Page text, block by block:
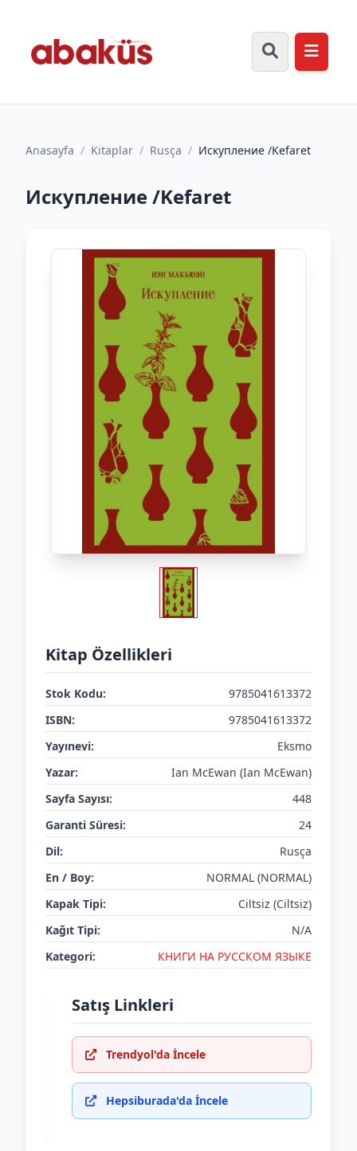
Anasayfa / Kitaplar / Rusça / Искупление /Kefaret
Искупление /Kefaret
Kitap Özellikleri
Stok Kodu:
9785041613372
ISBN:
9785041613372
Yayınevi:
Eksmo
Yazar:
Ian McEwan (Ian McEwan)
Sayfa Sayısı:
448
Garanti Süresi:
24
Dil:
Rusça
En / Boy:
NORMAL (NORMAL)
Kapak Tipi:
Ciltsiz (Ciltsiz)
Kağıt Tipi:
N/A
Kategori:
КНИГИ НА РУССКОМ ЯЗЫКЕ
Satış Linkleri
Trendyol'da İncele
Hepsiburada'da İncele